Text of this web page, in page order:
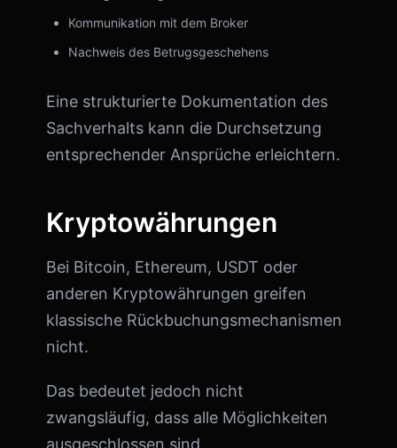
Kommunikation mit dem Broker
Nachweis des Betrugsgeschehens
Eine strukturierte Dokumentation des
Sachverhalts kann die Durchsetzung
entsprechender Ansprüche erleichtern.
Kryptowährungen
Bei Bitcoin, Ethereum, USDT oder
anderen Kryptowährungen greifen
klassische Rückbuchungsmechanismen
nicht.
Das bedeutet jedoch nicht
zwangsläufig, dass alle Möglichkeiten
ausgeschlossen sind.